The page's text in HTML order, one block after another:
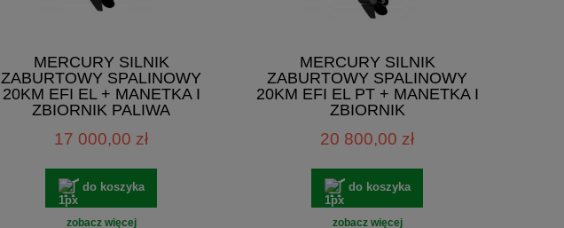
MERCURY SILNIK
ZABURTOWY SPALINOWY
20KM EFI EL + MANETKA I
ZBIORNIK PALIWA
17 000,00 zł
do koszyka
zobacz więcej
MERCURY SILNIK
ZABURTOWY SPALINOWY
20KM EFI EL PT + MANETKA I
ZBIORNIK
20 800,00 zł
do koszyka
zobacz więcej